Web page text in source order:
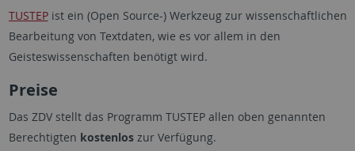
TUSTEPist ein (Open Source-) Werkzeug zur wissenschaftlichen
Bearbeitung von Textdaten, wie es vor allem in den
Geisteswissenschaften benötigt wird.
Preise
Das ZDV stellt das Programm TUSTEP allen oben genannten
Berechtigten kostenloszur Verfügung.